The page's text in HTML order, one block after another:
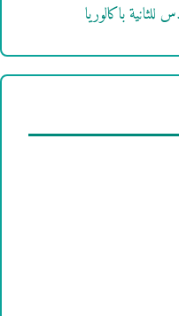
باكالوريا